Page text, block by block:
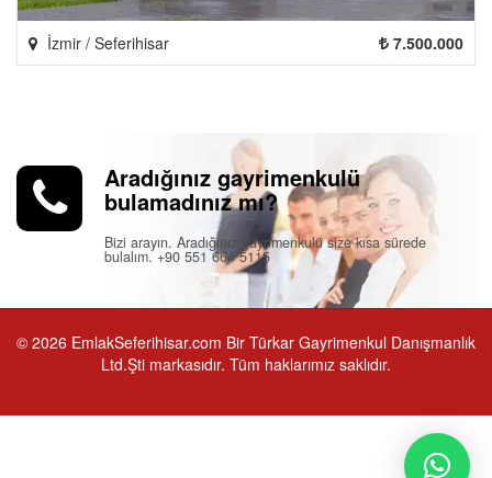
İzmir / Seferihisar 7.500.000
Aradığınız gayrimenkulü
bulamadınız mı?
Bizi arayın. Aradığınız gayrimenkulü size kısa sürede
bulalım. +90 551 664 5115
© 2026 EmlakSeferihisar.com Bir Türkar Gayrimenkul Danışmanlık
Ltd.Şti markasıdır. Tüm haklarımız saklıdır.